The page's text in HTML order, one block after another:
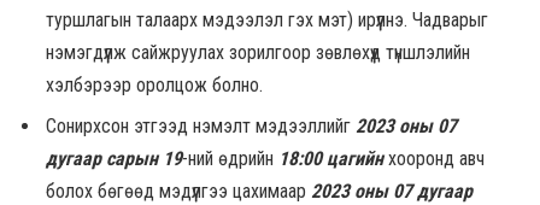
туршлагын талаарх мэдээлэл гэх мэт) ирүүлнэ. Чадварыг
нэмэгдүүлж сайжруулах зорилгоор зөвлөхүүд түншлэлийн
хэлбэрээр оролцож болно.
Сонирхсон этгээд нэмэлт мэдээллийг 2023 оны 07
дугаар сарын 19-ний өдрийн 18:00 цагийнхооронд авч
болох бөгөөд мэдүүлгээ цахимаар 2023 оны 07 дугаар